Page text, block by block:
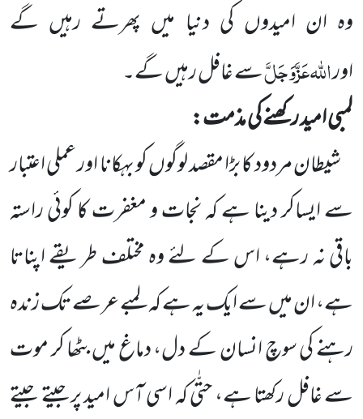
وہ ان امیدوں کی دنیا میں پھرتے رہیں گے
اوراللہعَزَّوَجَلَّسے غافل رہیں گے۔
لمبی امید رکھنے کی مذمت:
شیطان مردود کا بڑا مقصد لوگوں کو بہکانا اور عملی اعتبار
سے ایساکر دینا ہے کہ نجات و مغفرت کا کوئی راستہ
باقی نہ رہے، اس کے لئے وہ مختلف طریقے اپناتا
ہے، ان میں سے ایک یہ ہے کہ لمبے عرصے تک زندہ
رہنے کی سوچ انسان کے دل، دماغ میں بٹھا کر موت
سے غافل رکھتا ہے، حتّٰی کہ اسی آس امید پرجیتے جیتے